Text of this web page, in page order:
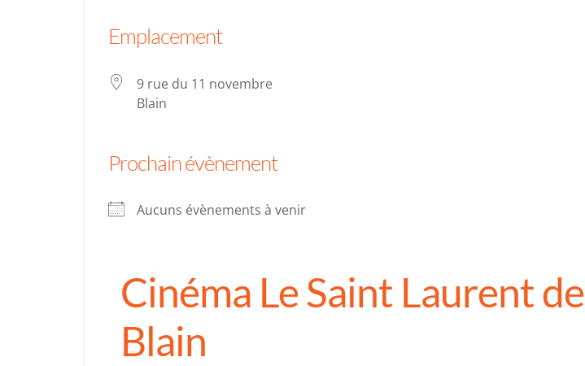
Emplacement
9 rue du 11 novembre
Blain
Prochain évènement
Aucuns évènements à venir
Cinéma Le Saint Laurent de
Blain